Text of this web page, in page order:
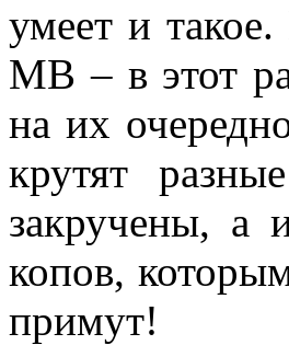
умеет и
МВ – в этот
на их
крутят
закручены, а
копов,
примут!